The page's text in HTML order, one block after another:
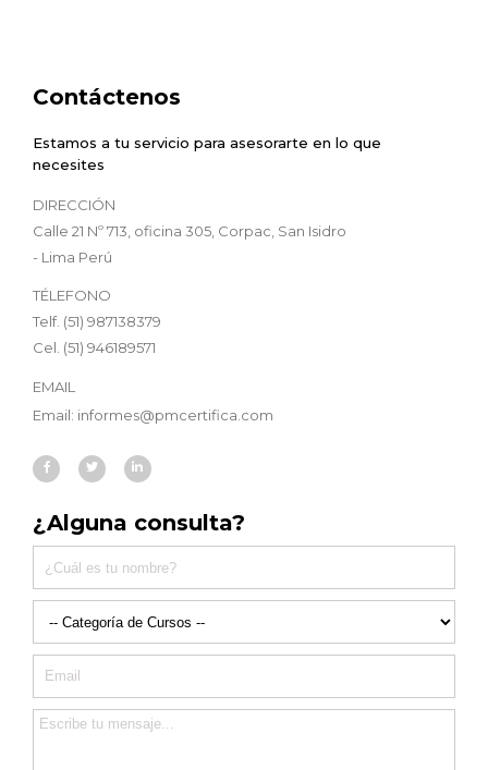
Contáctenos
Estamos a tu servicio para asesorarte en lo que
necesites
DIRECCIÓN
Calle 21 Nº 713, oficina 305, Corpac, San Isidro
- Lima Perú
TÉLEFONO
Telf. (51) 987138379
Cel. (51) 946189571
EMAIL
Email: informes@pmcertifica.com
¿Alguna consulta?